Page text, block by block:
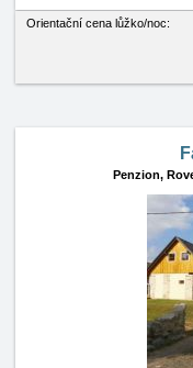
Orientační cena lůžko/noc:
Penzion,